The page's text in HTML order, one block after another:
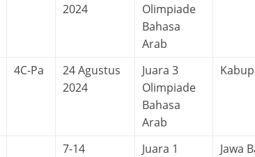
2024
Olimpiade
Bahasa
Arab
4C-Pa
24 Agustus
2024
Juara 3
Olimpiade
Bahasa
Arab
7-14
Juara 1
Jawa